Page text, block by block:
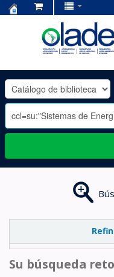
OLADE
-
Su búsqueda